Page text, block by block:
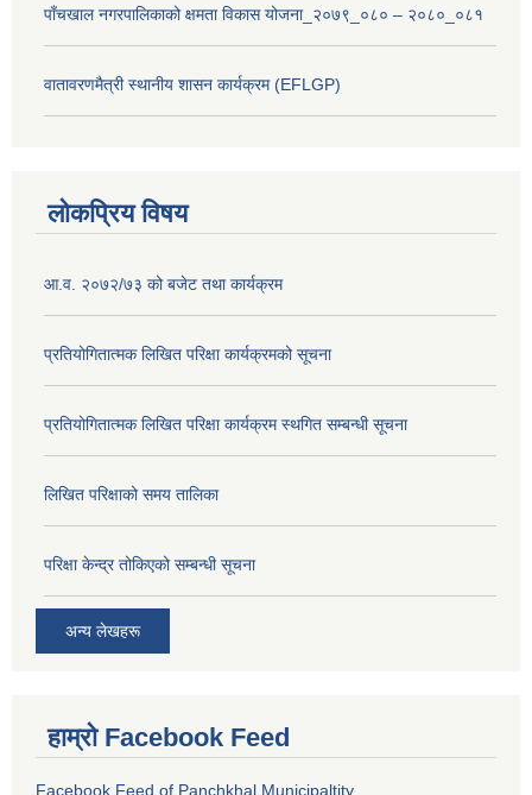
पाँचखाल नगरपालिकाको क्षमता विकास योजना_२०७९_०८० – २०८०_०८१
वातावरणमैत्री स्थानीय शासन कार्यक्रम (EFLGP)
लोकप्रिय विषय
आ.व. २०७२/७३ को बजेट तथा कार्यक्रम
प्रतियोगितात्मक लिखित परिक्षा कार्यक्रमको सूचना
प्रतियोगितात्मक लिखित परिक्षा कार्यक्रम स्थगित सम्बन्धी सूचना
लिखित परिक्षाको समय तालिका
परिक्षा केन्द्र तोकिएको सम्बन्धी सूचना
अन्य लेखहरू
हाम्रो Facebook Feed
Facebook Feed of Panchkhal Municipaltity